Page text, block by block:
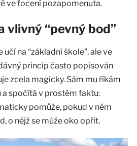
ve focení pozapomenuta.
vlivný “pevný bod”
na “základní škole”, ale ve
princip často popisován
zcela magicky. Sám mu říkám
spočítá v prostém faktu:
pomůže, pokud v něm
o nějž se může oko opřít.